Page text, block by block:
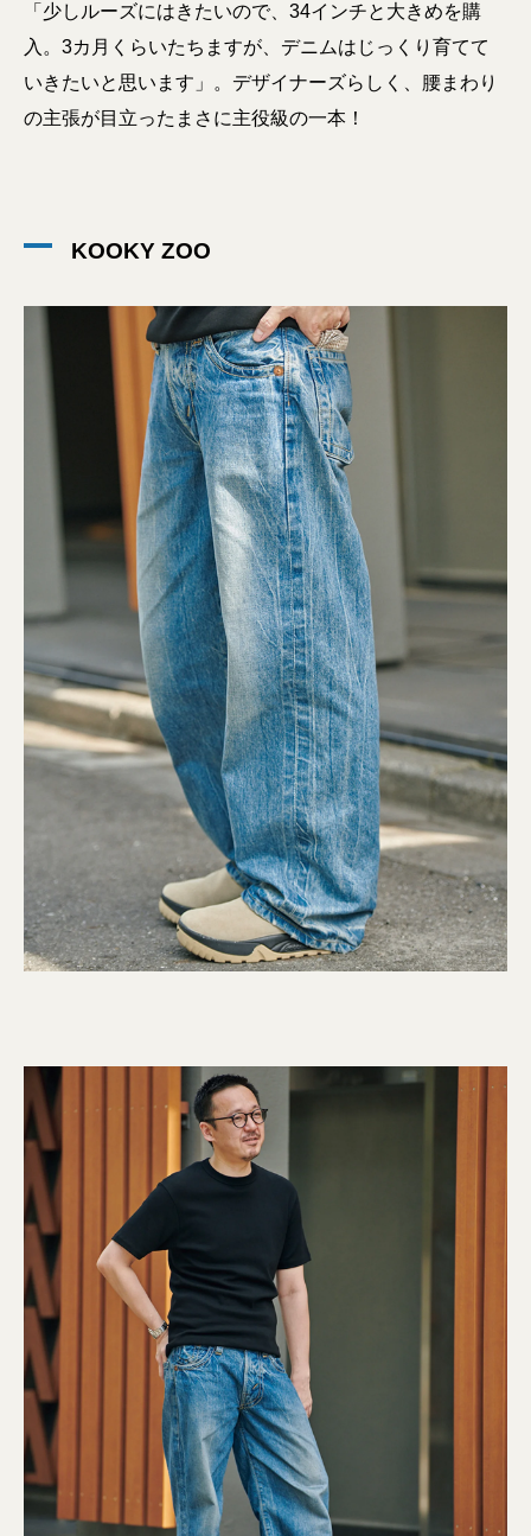
「少しルーズにはきたいので、34インチと大きめを購
入。3カ月くらいたちますが、デニムはじっくり育てて
いきたいと思います」。デザイナーズらしく、腰まわり
の主張が目立ったまさに主役級の一本！
KOOKY ZOO